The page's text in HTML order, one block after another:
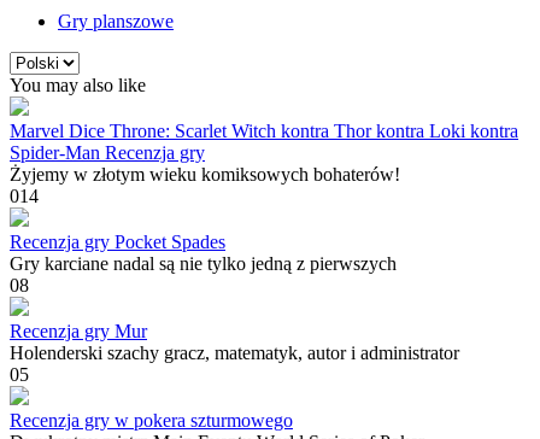
Gry planszowe
Wybierz
język
You may also like
Marvel Dice Throne: Scarlet Witch kontra Thor kontra Loki kontra
Spider-Man Recenzja gry
Żyjemy w złotym wieku komiksowych bohaterów!
014
Recenzja gry Pocket Spades
Gry karciane nadal są nie tylko jedną z pierwszych
08
Recenzja gry Mur
Holenderski szachy gracz, matematyk, autor i administrator
05
Recenzja gry w pokera szturmowego